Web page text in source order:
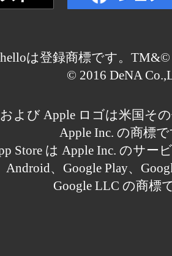
は登録商標です。TM&©
© 2016 DeNA
よび Apple ロゴは米国そ
Apple Inc. の商標
Store は Apple Inc. のサー
Android、Google Play、
Google LLC の商標